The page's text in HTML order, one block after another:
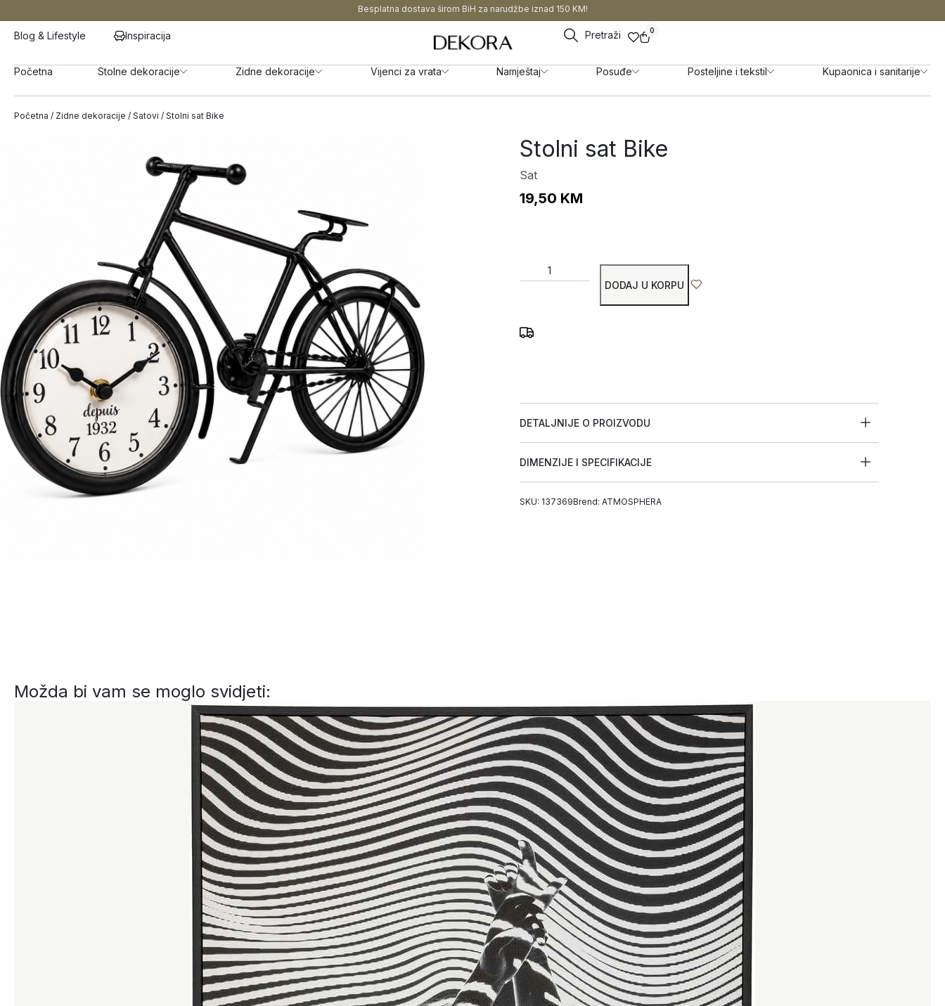
Besplatna dostava širom BiH za narudžbe iznad 150 KM!
Blog & Lifestyle Inspiracija Pretraži 0
Početna Stolne dekoracije Zidne dekoracije Vijenci za vrata Namještaj Posuđe Posteljine i tekstil Kupaonica i sanitarije
Početna / Zidne dekoracije / Satovi / Stolni sat Bike
Stolni sat Bike
Sat
19,50 KM
DODAJ U KORPU
DETALJNIJE O PROIZVODU
DIMENZIJE I SPECIFIKACIJE
SKU: 137369Brend:ATMOSPHERA
Možda bi vam se moglo svidjeti: